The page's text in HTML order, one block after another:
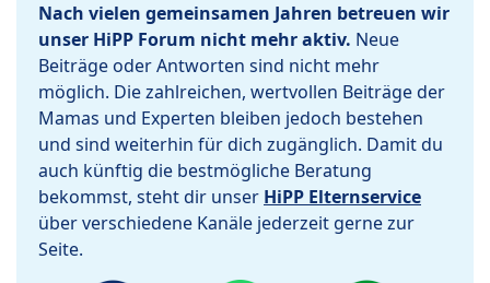
Nach vielen gemeinsamen Jahren betreuen wir
unser HiPP Forum nicht mehr aktiv. Neue
Beiträge oder Antworten sind nicht mehr
möglich. Die zahlreichen, wertvollen Beiträge der
Mamas und Experten bleiben jedoch bestehen
und sind weiterhin für dich zugänglich. Damit du
auch künftig die bestmögliche Beratung
bekommst, steht dir unser HiPP Elternservice
über verschiedene Kanäle jederzeit gerne zur
Seite.